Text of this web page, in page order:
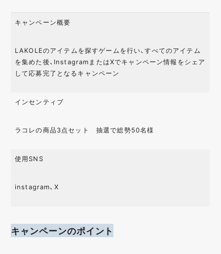
キャンペーン概要
LAKOLEのアイテムを探すゲームを行い、すべてのアイテム
を集めた後、InstagramまたはXでキャンペーン情報をシェア
して応募完了となるキャンペーン
インセンティブ
ラコレの商品3点セット 抽選で総勢50名様
使用SNS
instagram、X
キャンペーンのポイント